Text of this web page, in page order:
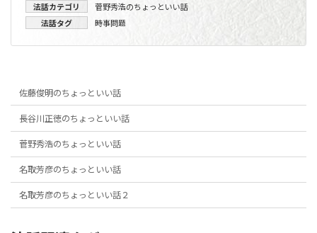
法話カテゴリ
菅野秀浩のちょっといい話
法話タグ
時事問題
佐藤俊明のちょっといい話
長谷川正徳のちょっといい話
菅野秀浩のちょっといい話
名取芳彦のちょっといい話
名取芳彦のちょっといい話２